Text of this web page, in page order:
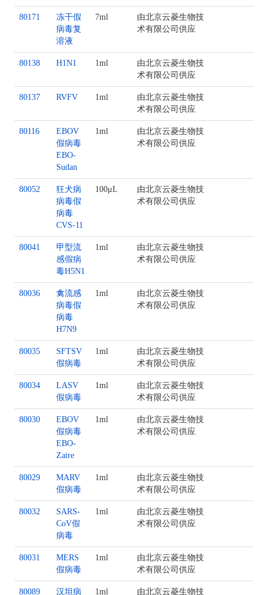
80171
冻干假
病毒复
溶液
7ml
由北京云菱生物技
术有限公司供应
80138 H1N1 1ml
由北京云菱生物技
术有限公司供应
80137 RVFV 1ml
由北京云菱生物技
术有限公司供应
80116
EBOV
假病毒
EBO-
Sudan
1ml
由北京云菱生物技
术有限公司供应
80052
狂犬病
病毒假
病毒
CVS-11
100μL
由北京云菱生物技
术有限公司供应
80041
甲型流
感假病
毒H5N1
1ml
由北京云菱生物技
术有限公司供应
80036
禽流感
病毒假
病毒
H7N9
1ml
由北京云菱生物技
术有限公司供应
80035
SFTSV
假病毒
1ml
由北京云菱生物技
术有限公司供应
80034
LASV
假病毒
1ml
由北京云菱生物技
术有限公司供应
80030
EBOV
假病毒
EBO-
Zaire
1ml
由北京云菱生物技
术有限公司供应
80029
MARV
假病毒
1ml
由北京云菱生物技
术有限公司供应
80032
SARS-
CoV假
病毒
1ml
由北京云菱生物技
术有限公司供应
80031
MERS
假病毒
1ml
由北京云菱生物技
术有限公司供应
80089 汉坦病 1ml 由北京云菱生物技